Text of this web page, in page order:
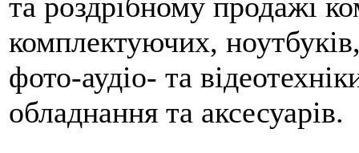
та роздрібному продажі
комплектуючих,
фото-аудіо- та
обладнання та аксесуарів.